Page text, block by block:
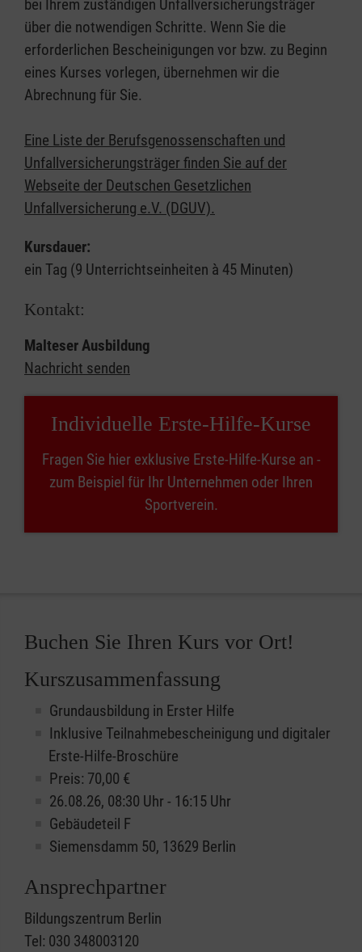
bei Ihrem zuständigen Unfallversicherungsträger
über die notwendigen Schritte. Wenn Sie die
erforderlichen Bescheinigungen vor bzw. zu Beginn
eines Kurses vorlegen, übernehmen wir die
Abrechnung für Sie.
Eine Liste der Berufsgenossenschaften und
Unfallversicherungsträger finden Sie auf der
Webseite der Deutschen Gesetzlichen
Unfallversicherung e.V. (DGUV).
Kursdauer:
ein Tag (9 Unterrichtseinheiten à 45 Minuten)
Kontakt:
Malteser Ausbildung
Nachricht senden
Individuelle Erste-Hilfe-Kurse
Fragen Sie hier exklusive Erste-Hilfe-Kurse an -
zum Beispiel für Ihr Unternehmen oder Ihren
Sportverein.
Buchen Sie Ihren Kurs vor Ort!
Kurszusammenfassung
Grundausbildung in Erster Hilfe
Inklusive Teilnahmebescheinigung und digitaler
Erste-Hilfe-Broschüre
Preis: 70,00 €
26.08.26, 08:30 Uhr - 16:15 Uhr
Gebäudeteil F
Siemensdamm 50, 13629 Berlin
Ansprechpartner
Bildungszentrum Berlin
Tel: 030 348003120